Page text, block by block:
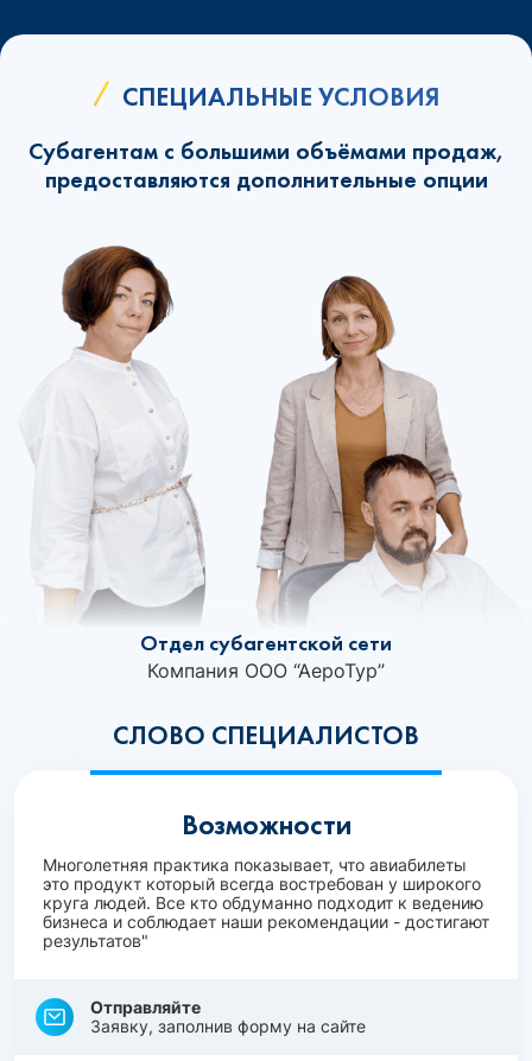
СПЕЦИАЛЬНЫЕ УСЛОВИЯ
Субагентам с большими объёмами продаж,
предоставляются дополнительные опции
СЛОВО СПЕЦИАЛИСТОВ
Отдел субагентской сети
Компания ООО “АероТур”
Возможности
Многолетняя практика показывает, что авиабилеты
это продукт который всегда востребован у широкого
круга людей. Все кто обдуманно подходит к ведению
бизнеса и соблюдает наши рекомендации - достигают
результатов"
Отправляйте
Заявку, заполнив форму на сайте